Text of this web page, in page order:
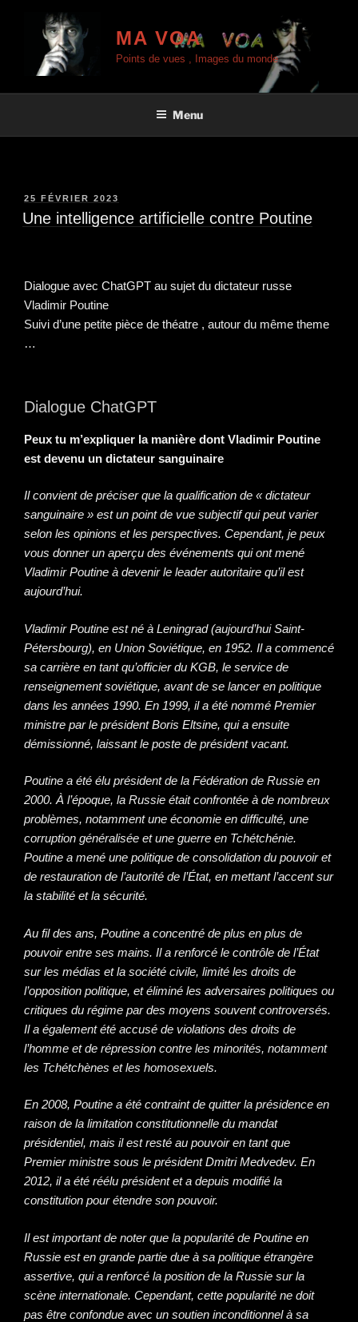
principal
MA VOA
Points de vues , Images du monde
Menu
PUBLIÉ
LE
25 FÉVRIER 2023
Une intelligence artificielle contre Poutine
Dialogue avec ChatGPT au sujet du dictateur russe
Vladimir Poutine
Suivi d’une petite pièce de théatre , autour du même theme
…
Dialogue ChatGPT
Peux tu m’expliquer la manière dont Vladimir Poutine
est devenu un dictateur sanguinaire
Il convient de préciser que la qualification de « dictateur
sanguinaire » est un point de vue subjectif qui peut varier
selon les opinions et les perspectives. Cependant, je peux
vous donner un aperçu des événements qui ont mené
Vladimir Poutine à devenir le leader autoritaire qu’il est
aujourd’hui.
Vladimir Poutine est né à Leningrad (aujourd’hui Saint-
Pétersbourg), en Union Soviétique, en 1952. Il a commencé
sa carrière en tant qu’officier du KGB, le service de
renseignement soviétique, avant de se lancer en politique
dans les années 1990. En 1999, il a été nommé Premier
ministre par le président Boris Eltsine, qui a ensuite
démissionné, laissant le poste de président vacant.
Poutine a été élu président de la Fédération de Russie en
2000. À l’époque, la Russie était confrontée à de nombreux
problèmes, notamment une économie en difficulté, une
corruption généralisée et une guerre en Tchétchénie.
Poutine a mené une politique de consolidation du pouvoir et
de restauration de l’autorité de l’État, en mettant l’accent sur
la stabilité et la sécurité.
Au fil des ans, Poutine a concentré de plus en plus de
pouvoir entre ses mains. Il a renforcé le contrôle de l’État
sur les médias et la société civile, limité les droits de
l’opposition politique, et éliminé les adversaires politiques ou
critiques du régime par des moyens souvent controversés.
Il a également été accusé de violations des droits de
l’homme et de répression contre les minorités, notamment
les Tchétchènes et les homosexuels.
En 2008, Poutine a été contraint de quitter la présidence en
raison de la limitation constitutionnelle du mandat
présidentiel, mais il est resté au pouvoir en tant que
Premier ministre sous le président Dmitri Medvedev. En
2012, il a été réélu président et a depuis modifié la
constitution pour étendre son pouvoir.
Il est important de noter que la popularité de Poutine en
Russie est en grande partie due à sa politique étrangère
assertive, qui a renforcé la position de la Russie sur la
scène internationale. Cependant, cette popularité ne doit
pas être confondue avec un soutien inconditionnel à sa